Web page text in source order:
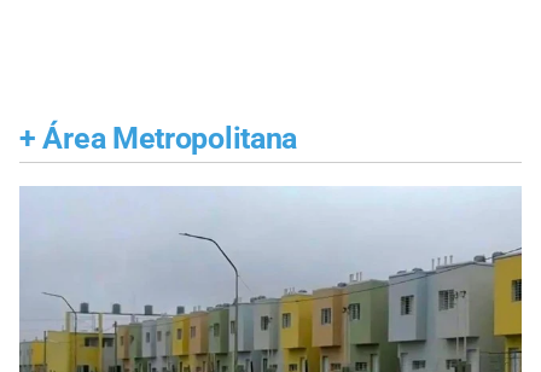
+ Área Metropolitana